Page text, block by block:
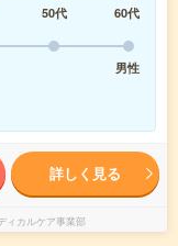
50代
60代
男性
詳しく見る
ィカルケア事業部